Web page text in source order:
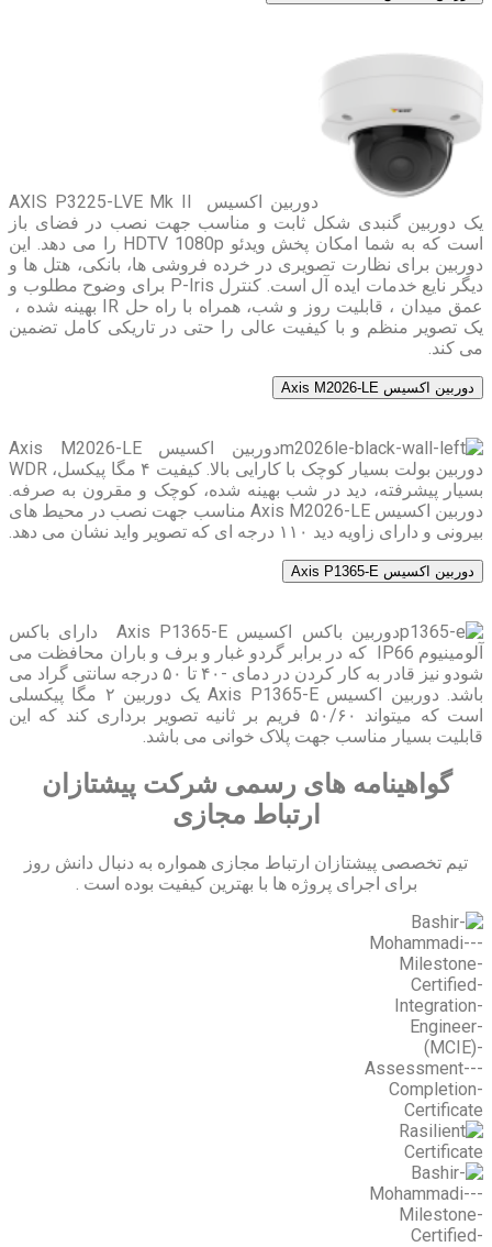
دوربین اکسیس AXIS P3225-LVE Mk II
یک دوربین گنبدی شکل ثابت و مناسب جهت نصب در فضای باز
است که به شما امکان پخش ویدئو HDTV 1080p را می دهد. این
دوربین برای نظارت تصویری در خرده فروشی ها، بانکی، هتل ها و
دیگر نایع خدمات ایده آل است. کنترل P-Iris برای وضوح مطلوب و
عمق میدان ، قابلیت روز و شب، همراه با راه حل IR بهینه شده ،
یک تصویر منظم و با کیفیت عالی را حتی در تاریکی کامل تضمین
می کند.
دوربین اکسیس Axis M2026-LE
دوربین اکسیس Axis M2026-LE
دوربین بولت بسیار کوچک با کارایی بالا. کیفیت ۴ مگا پیکسل، WDR
بسیار پیشرفته، دید در شب بهینه شده، کوچک و مقرون به صرفه.
دوربین اکسیس Axis M2026-LE مناسب جهت نصب در محیط های
بیرونی و دارای زاویه دید ۱۱۰ درجه ای که تصویر واید نشان می دهد.
دوربین اکسیس Axis P1365-E
دوربین باکس اکسیس Axis P1365-E دارای باکس
آلومینیوم IP66 که در برابر گردو غبار و برف و باران محافظت می
شودو نیز قادر به کار کردن در دمای -۴۰ تا ۵۰ درجه سانتی گراد می
باشد.​ دوربین اکسیس Axis P1365-E یک دوربین ۲ مگا پیکسلی
است که میتواند ۵۰/۶۰ فریم بر ثانیه تصویر برداری کند که این
قابلیت بسیار مناسب جهت پلاک خوانی می باشد.
گواهینامه های رسمی شرکت پیشتازان
ارتباط مجازی
تیم تخصصی پیشتازان ارتباط مجازی همواره به دنبال دانش روز
برای اجرای پروژه ها با بهترین کیفیت بوده است .